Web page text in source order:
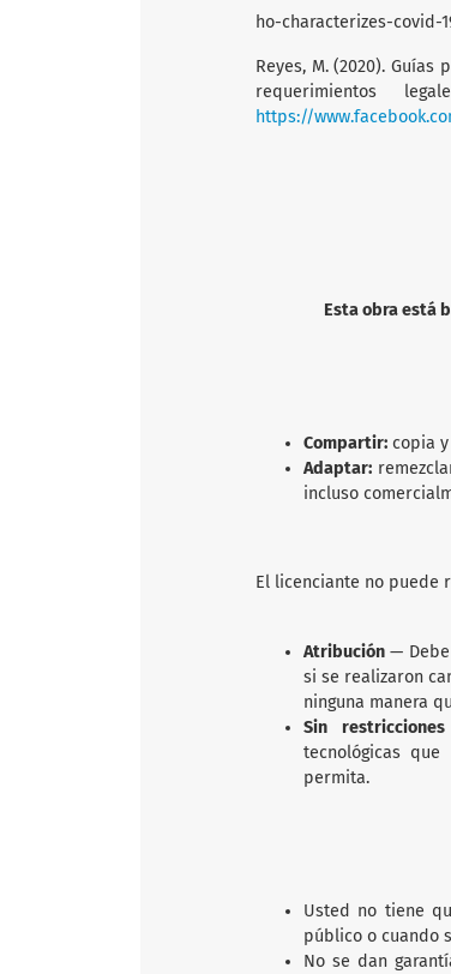
ho-characterizes-covid-
Reyes, M. (2020).
requerimientos
https://
Esta obra está
Compartir: copia
Adaptar:
incluso
El licenciante no puede
Atribución —
si se realizaron
ninguna manera
Sin
tecnológicas
permita.
Usted no tiene
público o cuando
No se dan